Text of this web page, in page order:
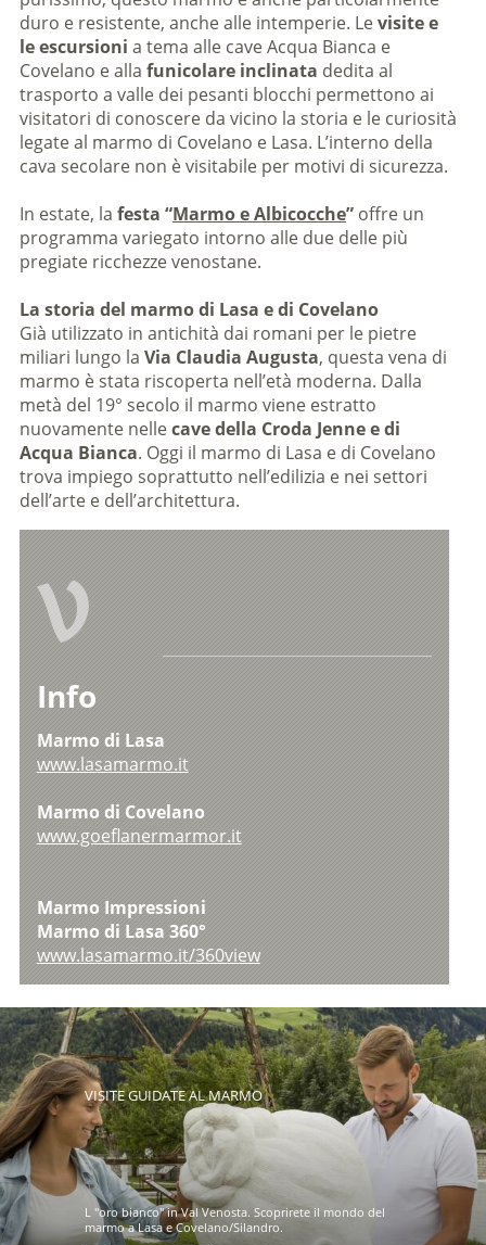
duro e resistente, anche alle intemperie. Levisite e
le escursioni a tema alle cave Acqua Bianca e
Covelano e alla funicolare inclinata dedita al
trasporto a valle dei pesanti blocchi permettono ai
visitatori di conoscere da vicino la storia e le curiosità
legate al marmo di Covelano e Lasa. L’interno della
cava secolare non è visitabile per motivi di sicurezza.
In estate, la festa “Marmo e Albicocche”offre un
programma variegato intorno alle due delle più
pregiate ricchezze venostane.
La storia del marmo di Lasa e di Covelano
Già utilizzato in antichità dai romani per le pietre
miliari lungo la Via Claudia Augusta, questa vena di
marmo è stata riscoperta nell’età moderna. Dalla
metà del 19° secolo il marmo viene estratto
nuovamente nellecave della Croda Jenne e di
Acqua Bianca. Oggi il marmo di Lasa e di Covelano
trova impiego soprattutto nell’edilizia e nei settori
dell’arte e dell’architettura.
V
Info
Marmo di Lasa
www.lasamarmo.it
Marmo di Covelano
www.goeflanermarmor.it
Marmo Impressioni
Marmo di Lasa 360°
www.lasamarmo.it/360view
VISITE GUIDATE AL MARMO
L "oro bianco" in Val Venosta. Scoprirete il mondo del
marmo a Lasa e Covelano/Silandro.